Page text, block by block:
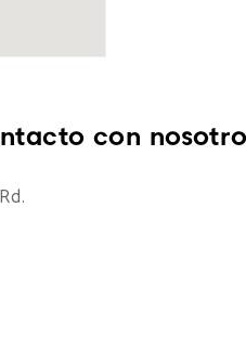
con